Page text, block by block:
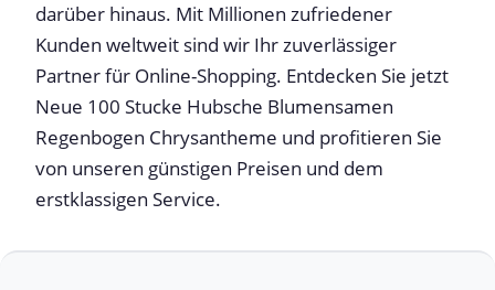
darüber hinaus. Mit Millionen zufriedener
Kunden weltweit sind wir Ihr zuverlässiger
Partner für Online-Shopping. Entdecken Sie jetzt
Neue 100 Stucke Hubsche Blumensamen
Regenbogen Chrysantheme und profitieren Sie
von unseren günstigen Preisen und dem
erstklassigen Service.